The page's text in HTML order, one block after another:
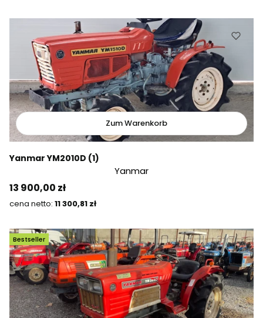
Zum Warenkorb
Yanmar YM2010D (1)
Yanmar
Preis
13 900,00 zł
Preis
11 300,81 zł
Bestseller